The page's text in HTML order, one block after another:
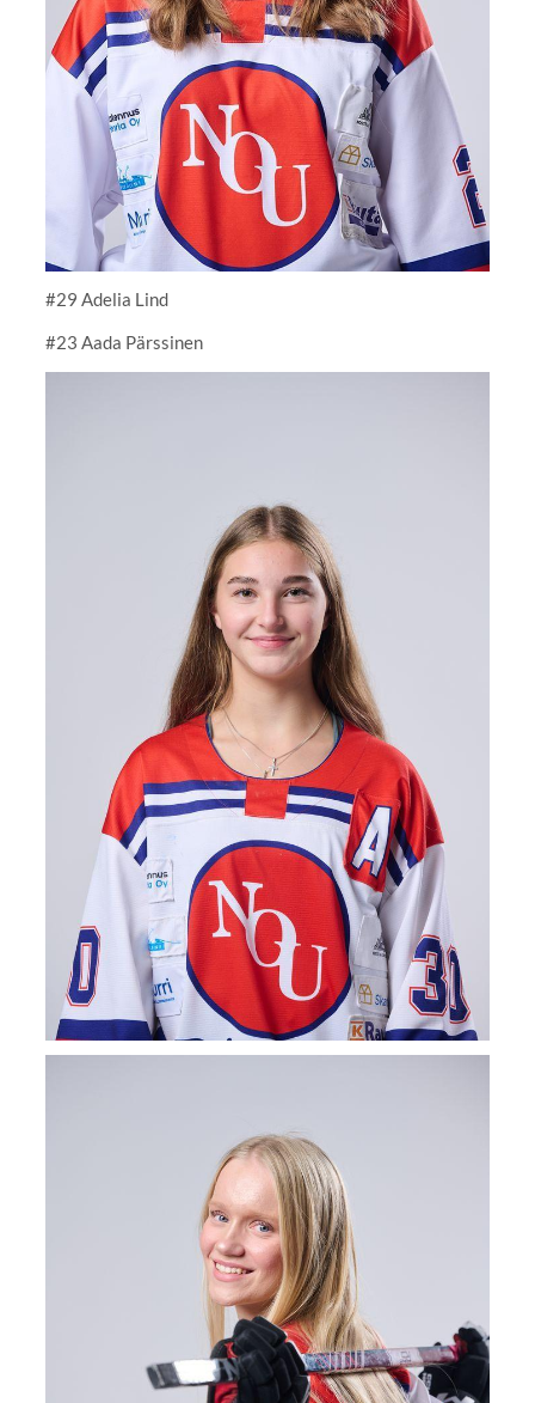
#29 Adelia Lind
#23 Aada Pärssinen